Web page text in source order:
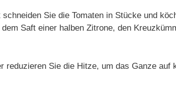
schneiden Sie die Tomaten in Stücke und
Saft einer halben Zitrone, den
reduzieren Sie die Hitze, um das Ganze auf